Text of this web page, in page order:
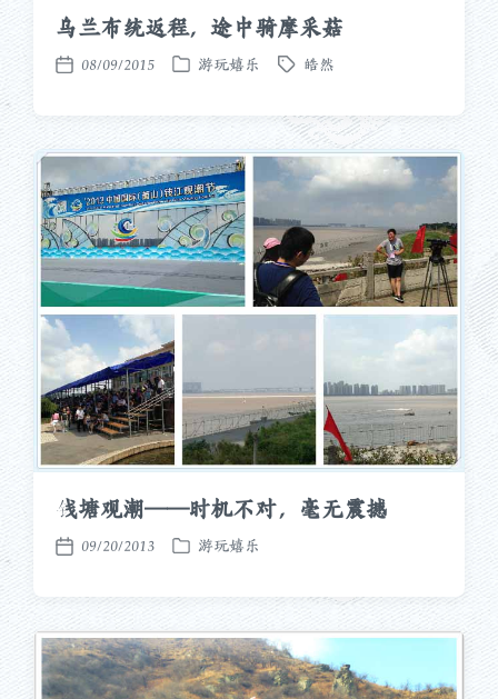
乌兰布统返程，途中骑摩采菇
发
日
期
08/09/2015
发
于
游玩嬉乐
标
皓然
钱塘观潮——时机不对，毫无震撼
发
日
期
09/20/2013
发
于
游玩嬉乐